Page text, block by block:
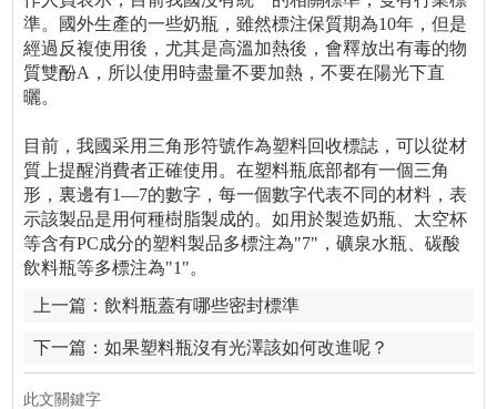
準。國外生產的一些奶瓶，雖然標注保質期為10年，但是
經過反複使用後，尤其是高溫加熱後，會釋放出有毒的物
質雙酚A，所以使用時盡量不要加熱，不要在陽光下直
曬。
目前，我國采用三角形符號作為塑料回收標誌，可以從材
質上提醒消費者正確使用。在塑料瓶底部都有一個三角
形，裏邊有1―7的數字，每一個數字代表不同的材料，表
示該製品是用何種樹脂製成的。如用於製造奶瓶、太空杯
等含有PC成分的塑料製品多標注為"7"，礦泉水瓶、碳酸
飲料瓶等多標注為"1"。
上一篇：飲料瓶蓋有哪些密封標準
下一篇：如果塑料瓶沒有光澤該如何改進呢？
此文關鍵字